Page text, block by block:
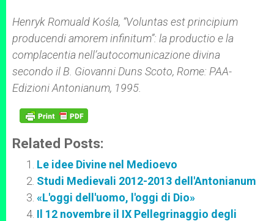
Henryk Romuald Kośla, “Voluntas est principium
producendi amorem infinitum”: la productio e la
complacentia nell’autocomunicazione divina
secondo il B. Giovanni Duns Scoto, Rome: PAA-
Edizioni Antonianum, 1995.
Related Posts:
Le idee Divine nel Medioevo
Studi Medievali 2012-2013 dell'Antonianum
«L'oggi dell'uomo, l'oggi di Dio»
Il 12 novembre il IX Pellegrinaggio degli